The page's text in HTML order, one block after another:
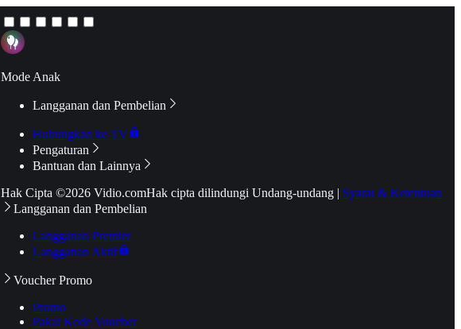
Mode Anak
Langganan dan Pembelian
Hubungkan ke TV
Pengaturan
Bantuan dan Lainnya
Hak Cipta ©2026 Vidio.comHak cipta dilindungi Undang-undang | Syarat & Ketentuan
Langganan dan Pembelian
Langganan Premier
Langganan Aktif
Voucher Promo
Promo
Pakai Kode Voucher